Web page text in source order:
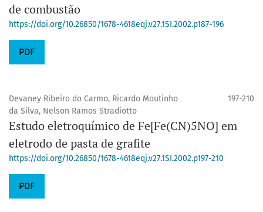
de combustão
https://doi.org/10.26850/1678-4618eqj.v27.1SI.2002.p187-196
PDF
Devaney Ribeiro do Carmo, Ricardo Moutinho
da Silva, Nelson Ramos Stradiotto
197-210
Estudo eletroquímico de Fe[Fe(CN)5NO] em
eletrodo de pasta de grafite
https://doi.org/10.26850/1678-4618eqj.v27.1SI.2002.p197-210
PDF